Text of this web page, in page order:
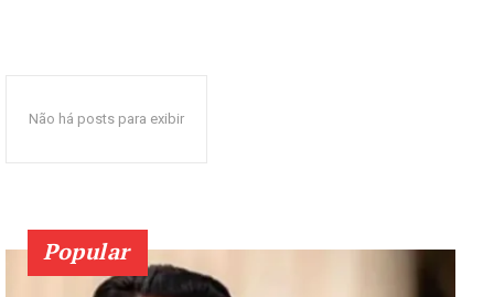
Não há posts para exibir
Popular